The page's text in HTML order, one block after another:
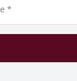
*